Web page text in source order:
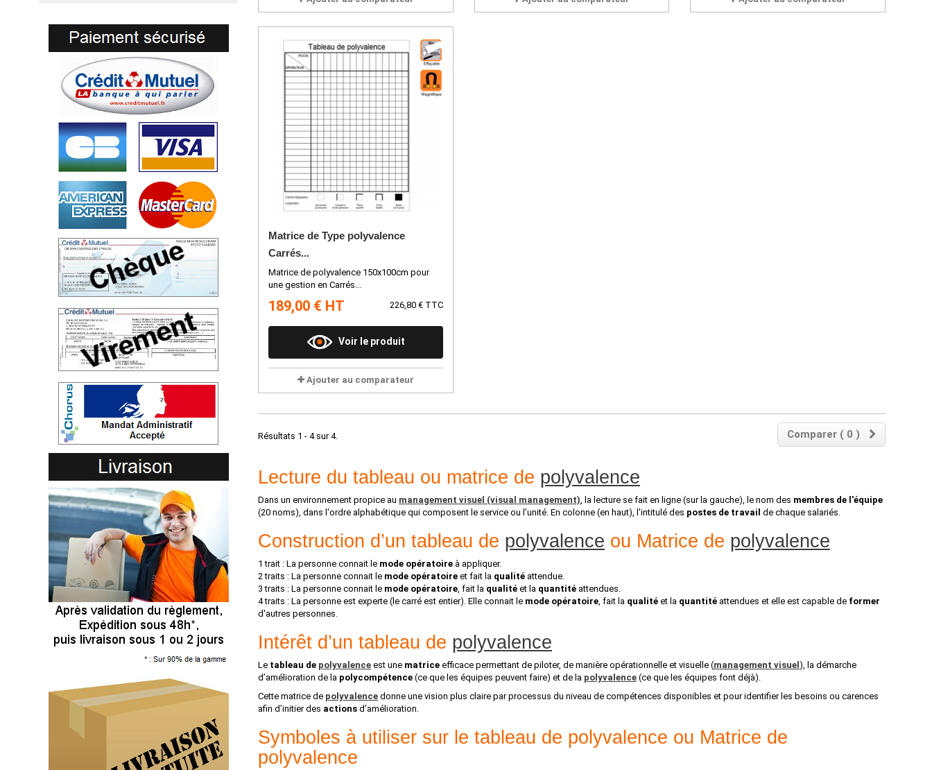
Matrice de Type polyvalence
Carrés...
Matrice de polyvalence 150x100cm pour
une gestion en Carrés...
189,00 € HT 226,80 € TTC
Voir le produit
Ajouter au comparateur
Comparer ( 0 )
Résultats 1 - 4 sur 4.
Lecture du tableau ou matrice de polyvalence
Dans un environnement propice au management visuel (visual management), la lecture se fait en ligne (sur la gauche), le nom des membres de l'équipe
(20 noms), dans l'ordre alphabétique qui composent le service ou l’unité. En colonne (en haut), l'intitulé des postes de travail de chaque salariés.
Construction d’un tableau de polyvalence ou Matrice de polyvalence
1 trait : La personne connait le mode opératoire à appliquer.
2 traits : La personne connait le mode opératoire et fait la qualité attendue.
3 traits : La personne connait le mode opératoire, fait la qualité et la quantité attendues.
4 traits : La personne est experte (le carré est entier). Elle connait le mode opératoire, fait la qualité et la quantité attendues et elle est capable de former
d'autres personnes.
Intérêt d’un tableau de polyvalence
Le tableau de polyvalence est une matrice efficace permettant de piloter, de manière opérationnelle et visuelle (management visuel ), la démarche
d’amélioration de la polycompétence (ce que les équipes peuvent faire) et de la polyvalence (ce que les équipes font déjà).
Cette matrice de polyvalence donne une vision plus claire par processus du niveau de compétences disponibles et pour identifier les besoins ou carences
afin d’initier des actions d’amélioration.
Symboles à utiliser sur le tableau de polyvalence ou Matrice de
polyvalence